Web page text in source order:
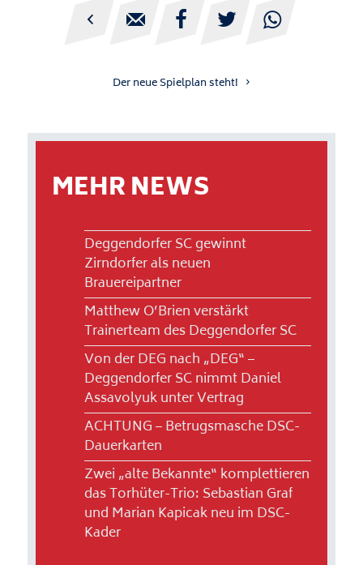
    
Der neue Spielplan steht!
MEHR NEWS
Deggendorfer SC gewinnt
Zirndorfer als neuen
Brauereipartner
Matthew O’Brien verstärkt
Trainerteam des Deggendorfer SC
Von der DEG nach „DEG“ –
Deggendorfer SC nimmt Daniel
Assavolyuk unter Vertrag
ACHTUNG – Betrugsmasche DSC-
Dauerkarten
Zwei „alte Bekannte“ komplettieren
das Torhüter-Trio: Sebastian Graf
und Marian Kapicak neu im DSC-
Kader